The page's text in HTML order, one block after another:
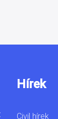
Hírek
Civil hírek